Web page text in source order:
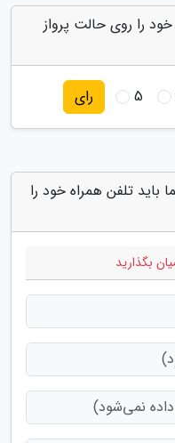
خود را روی حالت پرواز
5 رای
باید تلفن همراه خود را
بگذارید